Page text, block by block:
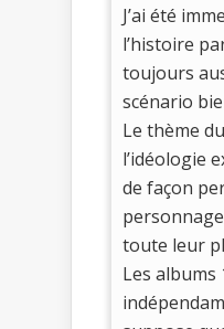
J’ai été
l’histoire
toujours
scénario
Le thème
l’idéologie
de façon
toute leur
Les albums